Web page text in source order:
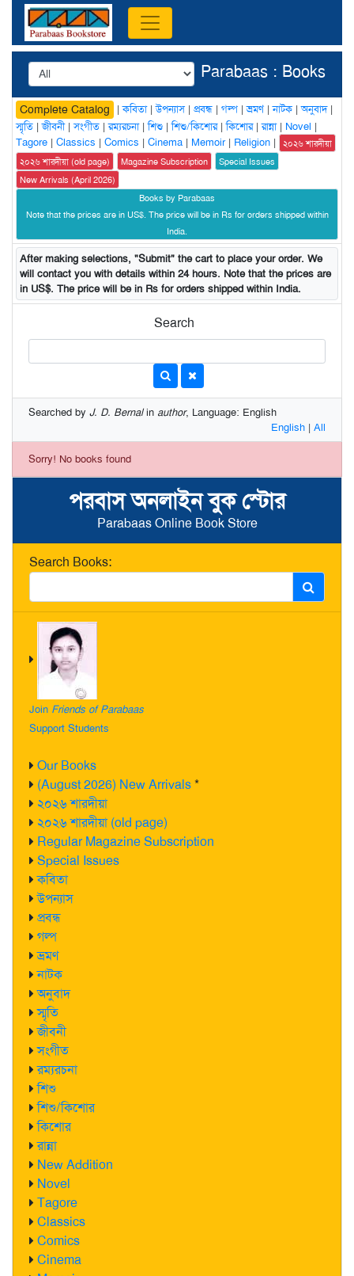
পরবাস অনলাইন বুক স্টোর
Parabaas Online Book Store
Search Books:
Join Friends of Parabaas
Support Students
Our Books
(August 2026) New Arrivals*
২০২৬ শারদীয়া
২০২৬ শারদীয়া (old page)
Regular Magazine Subscription
Special Issues
কবিতা
উপন্যাস
প্রবন্ধ
গল্প
ভ্রমণ
নাটক
অনুবাদ
স্মৃতি
জীবনী
সংগীত
রম্যরচনা
শিশু
শিশু/কিশোর
কিশোর
রান্না
New Addition
Novel
Tagore
Classics
Comics
Cinema
Parabaas : Books
Complete Catalog |কবিতা|উপন্যাস| প্রবন্ধ | গল্প |ভ্রমণ|নাটক |অনুবাদ|
স্মৃতি |জীবনী|সংগীত |রম্যরচনা|শিশু |শিশু/কিশোর|কিশোর|রান্না| Novel |
Tagore | Classics | Comics | Cinema | Memoir| Religion |
২০২৬ শারদীয়া
২০২৬ শারদীয়া (old page)
Magazine Subscription
Special Issues
New Arrivals (April 2026)
Books by Parabaas
Note that the prices are in US$. The price will be in Rs for orders shipped within
India.
After making selections, "Submit" the cart to place your order. We
will contact you with details within 24 hours. Note that the prices are
in US$. The price will be in Rs for orders shipped within India.
Search
Searched by J. D. Bernalin author, Language: English
English | All
Sorry! No books found